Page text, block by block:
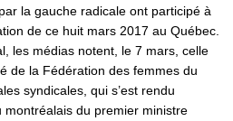
la gauche radicale ont participé à
de ce huit mars 2017 au Québec.
les médias notent, le 7 mars, celle
de la Fédération des femmes du
syndicales, qui s’est rendu
du premier ministre